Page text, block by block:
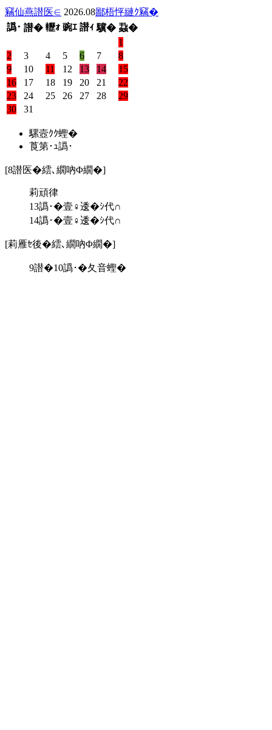
竊仙燕譛医∈ 2026.08鄙梧怦縺ｸ竊�
譌･ 譛� 轣ｫ 豌ｴ 譛ｨ 驥� 蝨�
1
2
3 4 5 6 7
8
9
10 11 12 13 14
15
16
17 18 19 20 21
22
23
24 25 26 27 28
29
30
31
騾壼ｸｸ蟶�
莨第･ｭ譌･
[8譛医�繧､繝吶Φ繝�]
莉頑律
13譌･�壹♀逶�ｼ代∩
14譌･�壹♀逶�ｼ代∩
[莉雁ｾ後�繧､繝吶Φ繝�]
9譛�10譌･�夂音蟶�